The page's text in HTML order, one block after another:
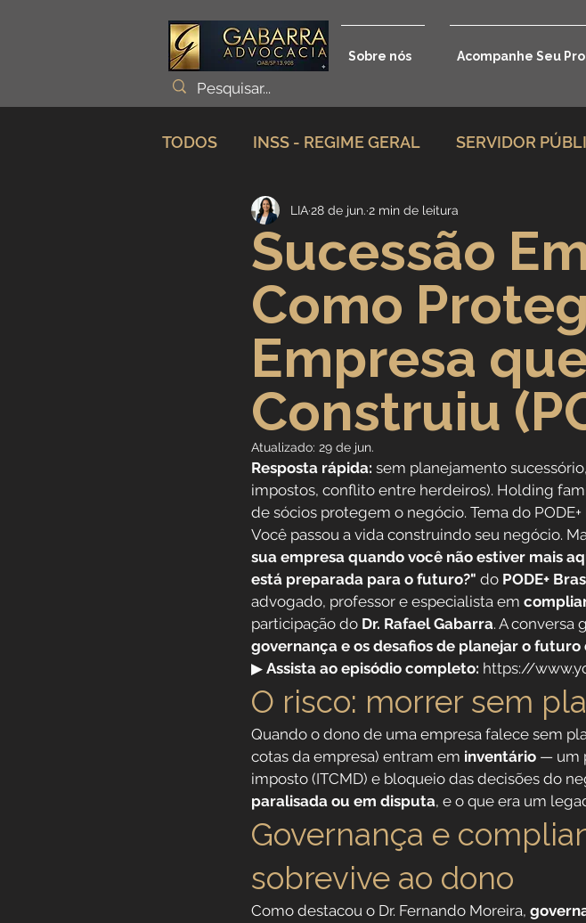
Sobre nós Acompanhe Seu
TODOS INSS - REGIME GERAL SERVIDOR
Planejamento Previdenciário Direito
Incapacidade / Auxílio Benefícios por
Aposentadoria Especial Aposentadoria por
Previdência Internacional Direitos Sociais
Previdência para Trabalhadores
Novidades Profissões da Saúde
Aposentadoria do Servidor Público Reforma
Sucessão
Como
Empresa
Construiu
LIA28 de jun. 2 min de leitura
Atualizado: 29 de jun.
Resposta rápida: sem planejamento
impostos, conflito entre herdeiros). Holding
de sócios protegem o negócio. Tema do
Você passou a vida construindo seu negócio.
sua empresa quando você não estiver mais
está preparada para o futuro?" do PODE+
advogado, professor e especialista em
participação do Dr. Rafael Gabarra. A conversa
governança e os desafios de planejar o futuro
▶ Assista ao episódio completo: https://
O risco: morrer sem
Quando o dono de uma empresa falece sem
cotas da empresa) entram em inventário — um
imposto (ITCMD) e bloqueio das decisões do
paralisada ou em disputa, e o que era um
Governança e
sobrevive ao dono
Como destacou o Dr. Fernando Moreira,